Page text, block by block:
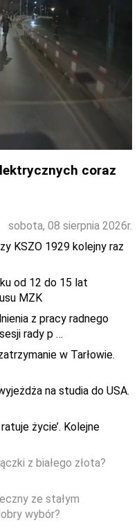
coraz
sobota, 08 sierpnia 2026r.
KSZO 1929 kolejny raz
od 12 do 15 lat
MZK
z pracy radnego
rady p …
w Tarłowie.
na studia do USA.
życie’. Kolejne
z białego złota?
ze stałym
wybór?